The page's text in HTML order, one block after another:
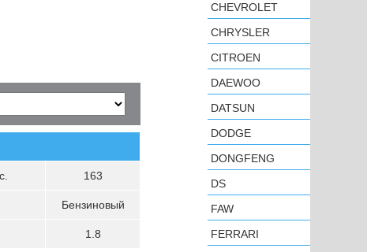
163
Бензиновый
1.8
CHEVROLET
CHRYSLER
CITROEN
DAEWOO
DATSUN
DODGE
DONGFENG
DS
FAW
FERRARI